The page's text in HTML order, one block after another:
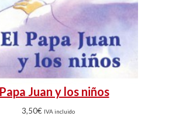
Juan y los niños
3,50€ IVA incluido